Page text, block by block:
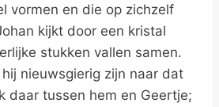
vormen en die op zichzelf
kijkt door een kristal
stukken vallen samen.
nieuwsgierig zijn naar dat
daar tussen hem en Geertje;